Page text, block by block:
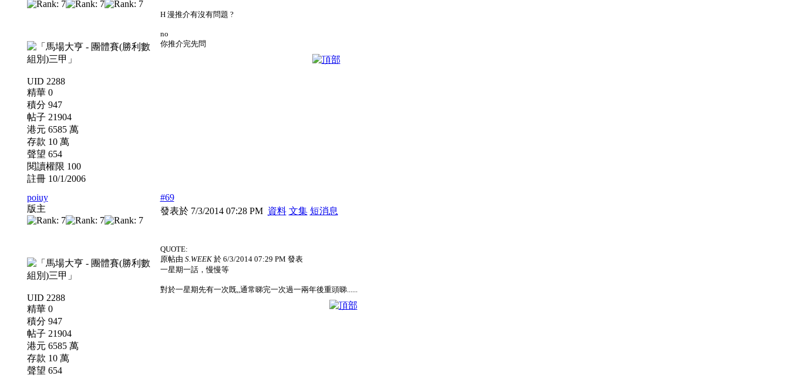
UID 2288
精華 0
積分 947
帖子 21904
港元 6585 萬
存款 10 萬
聲望 654
閱讀權限 100
註冊 10/1/2006
H 漫推介有沒有問題 ?
no
你推介完先問
poiuy
版主
UID 2288
精華 0
積分 947
帖子 21904
港元 6585 萬
存款 10 萬
聲望 654
#69
發表於 7/3/2014 07:28 PM 資料 文集 短消息
QUOTE:
原帖由 S.WEEK於 6/3/2014 07:29 PM 發表
一星期一話，慢慢等
對於一星期先有一次既,,通常睇完一次過一兩年後重頭睇......